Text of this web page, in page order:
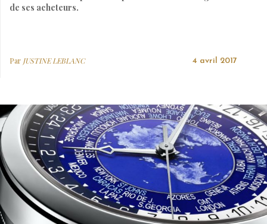
de ses acheteurs.
Par JUSTINE LEBLANC 4 avril 2017